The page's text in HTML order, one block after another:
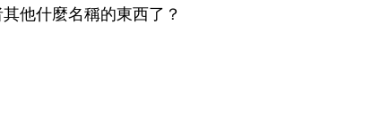
他什麼名稱的東西了？